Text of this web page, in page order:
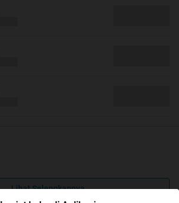
Lihat Selengkapnya